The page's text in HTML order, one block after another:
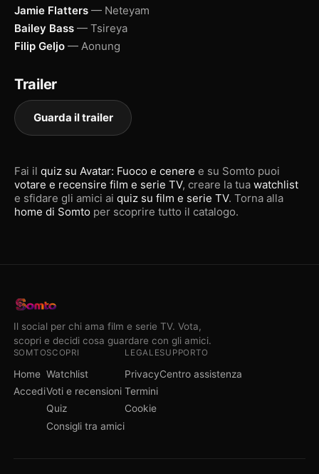
Jamie Flatters — Neteyam
Bailey Bass — Tsireya
Filip Geljo — Aonung
Trailer
Guarda il trailer
Fai il quiz su Avatar: Fuoco e cenere e su Somto puoi
votare e recensire film e serie TV, creare la tua watchlist
e sfidare gli amici ai quiz su film e serie TV. Torna alla
home di Somto per scoprire tutto il catalogo.
Il social per chi ama film e serie TV. Vota,
scopri e decidi cosa guardare con gli amici.
SOMTO
Home
Accedi
SCOPRI
Watchlist
Voti e recensioni
Quiz
Consigli tra amici
LEGALE
Privacy
Termini
Cookie
SUPPORTO
Centro assistenza